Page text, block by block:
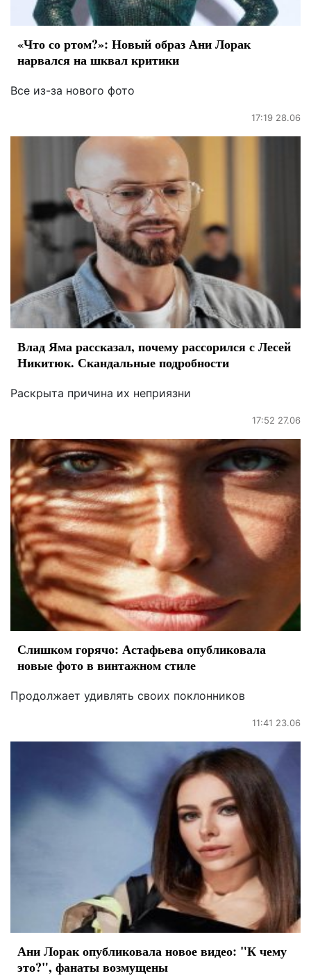
«Что со ртом?»: Новый образ Ани Лорак
нарвался на шквал критики
Все из-за нового фото
17:19 28.06
Влад Яма рассказал, почему рассорился с Лесей
Никитюк. Скандальные подробности
Раскрыта причина их неприязни
17:52 27.06
Слишком горячо: Астафьева опубликовала
новые фото в винтажном стиле
Продолжает удивлять своих поклонников
11:41 23.06
Ани Лорак опубликовала новое видео: "К чему
это?", фанаты возмущены